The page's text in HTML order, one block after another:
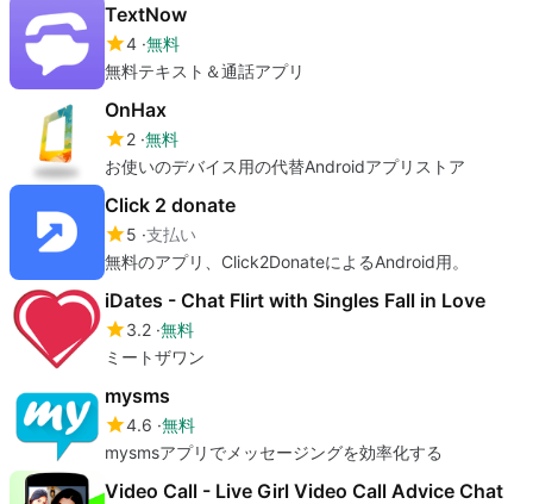
TextNow
4 無料
無料テキスト＆通話アプリ
OnHax
2 無料
お使いのデバイス用の代替Androidアプリストア
Click 2 donate
5 支払い
無料のアプリ、Click2DonateによるAndroid用。
iDates - Chat Flirt with Singles Fall in Love
3.2 無料
ミートザワン
mysms
4.6 無料
mysmsアプリでメッセージングを効率化する
Video Call - Live Girl Video Call Advice Chat